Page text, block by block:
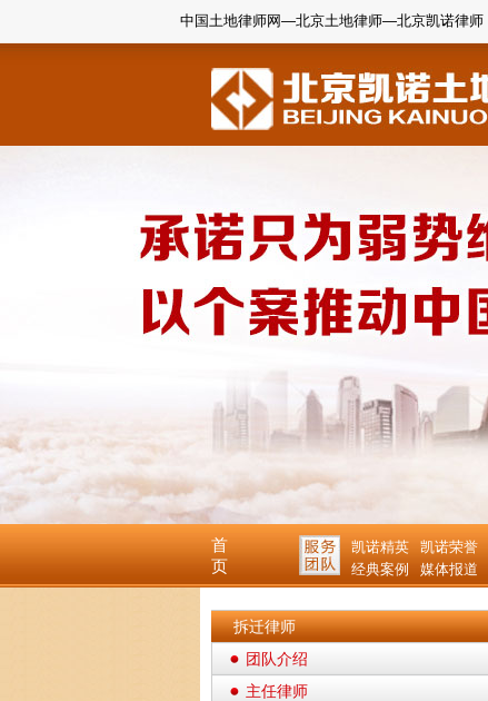
中国土地律师网—北京土地律师—北京凯诺律师
首
页
凯诺精英 凯诺荣誉
经典案例
媒体报道
拆迁律师
团队介绍
主任律师